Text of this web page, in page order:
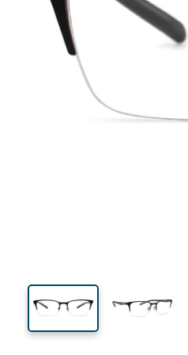
Breedte
37 mm
Glashoogte